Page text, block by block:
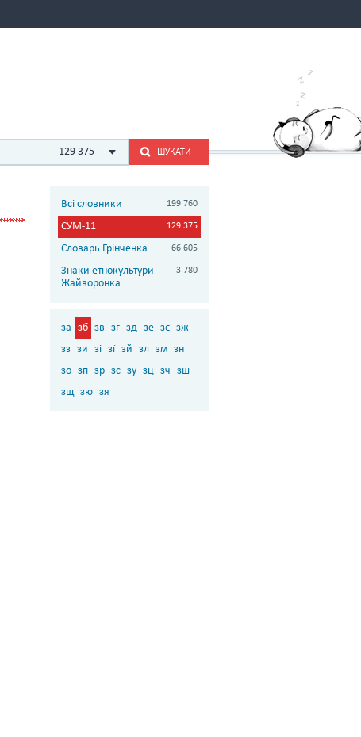
129 375 ШУКАТИ
Всі словники 199 760
СУМ-11 129 375
Словарь Грінченка 66 605
Знаки етнокультури
Жайворонка
3 780
за зб зв зг зд зе зє зж
зз зи зі зї зй зл зм зн
зо зп зр зс зу зц зч зш
зщ зю зя